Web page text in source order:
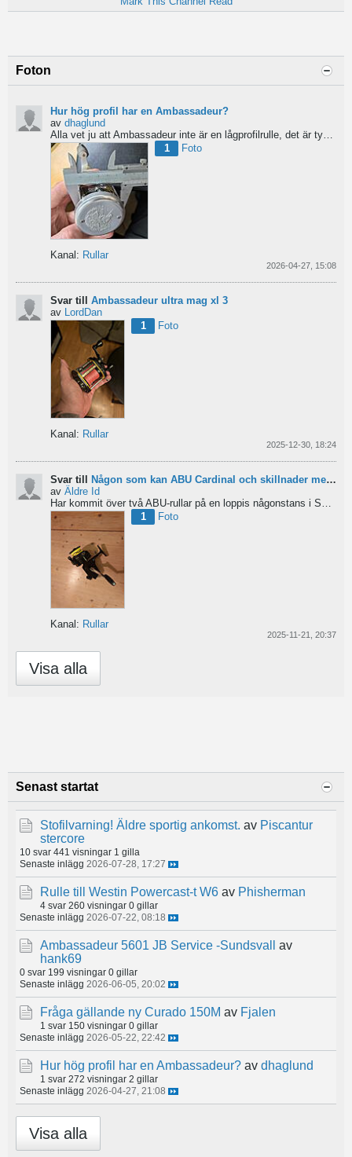
Foton
Hur hög profil har en Ambassadeur?
av dhaglund
Alla vet ju att Ambassadeur inte är en lågprofilrulle, det är tydligt. Men hur hög profil har de egentligen?...
1
Foto
Kanal: Rullar
2026-04-27, 15:08
Svar till Ambassadeur ultra mag xl 3
av
LordDan
1
Foto
Kanal: Rullar
2025-12-30, 18:24
Svar till Någon som kan ABU Cardinal och skillnader mellan äldre rullar?
av Äldre Id
1
Foto
Kanal: Rullar
2025-11-21, 20:37
Visa alla
Senast startat
Stofilvarning! Äldre sportig ankomst. av Piscantur
stercore
10 svar 441 visningar 1 gilla
Senaste inlägg 2026-07-28, 17:27
Rulle till Westin Powercast-t W6 av Phisherman
4 svar 260 visningar 0 gillar
Senaste inlägg 2026-07-22, 08:18
Ambassadeur 5601 JB Service -Sundsvall
av
hank69
0 svar 199 visningar 0 gillar
Senaste inlägg 2026-06-05, 20:02
Fråga gällande ny Curado 150M av Fjalen
1 svar 150 visningar 0 gillar
Senaste inlägg 2026-05-22, 22:42
Hur hög profil har en Ambassadeur? av dhaglund
1 svar 272 visningar 2 gillar
Senaste inlägg 2026-04-27, 21:08
Visa alla